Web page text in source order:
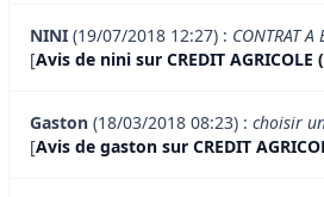
NINI (19/07/2018 12:27) : CONTRAT A
[Avis de nini sur CREDIT AGRICOLE
Gaston (18/03/2018 08:23) : choisir
[Avis de gaston sur CREDIT